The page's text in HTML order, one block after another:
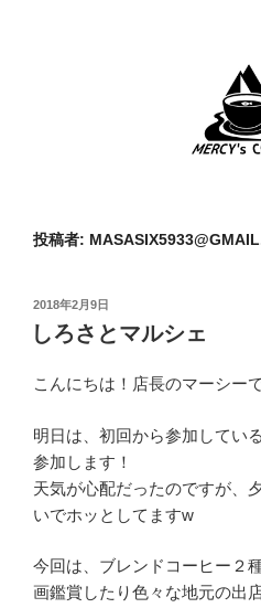
投稿者:
投
稿
日:
2018年2月9日
しろさとマルシェ
こんにちは！店長のマーシー
明日は、初回から参加してい
参加します！
天気が心配だったのですが、
いでホッとしてますw
今回は、ブレンドコーヒー２
画鑑賞したり色々な地元の出